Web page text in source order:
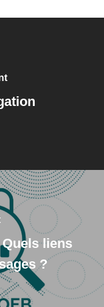
Quels liens
?